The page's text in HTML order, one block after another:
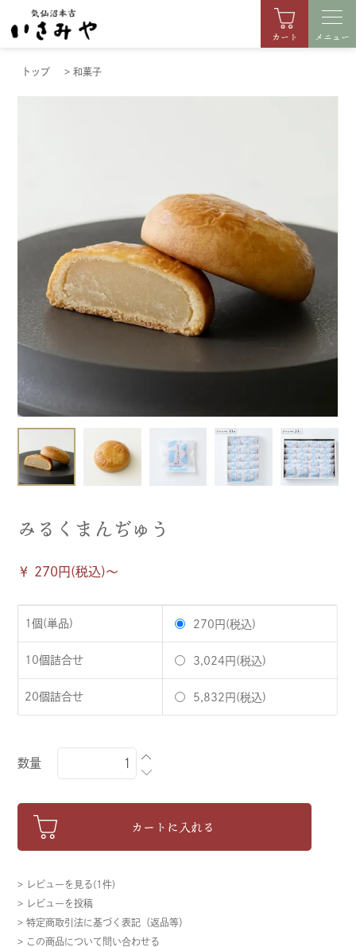
カート メニュー
トップ >和菓子
みるくまんぢゅう
￥ 270円(税込)〜
1個(単品) 270円(税込)
10個詰合せ 3,024円(税込)
20個詰合せ 5,832円(税込)
数量
カートに入れる
> レビューを見る(1件)
> レビューを投稿
> 特定商取引法に基づく表記（返品等）
> この商品について問い合わせる